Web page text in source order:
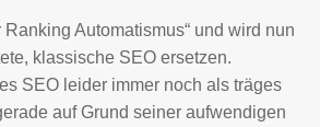
Ranking Automatismus“ und wird nun
klassische SEO ersetzen.
SEO leider immer noch als träges
auf Grund seiner aufwendigen